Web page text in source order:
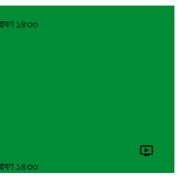
১৪৩৩
১৪৩৩